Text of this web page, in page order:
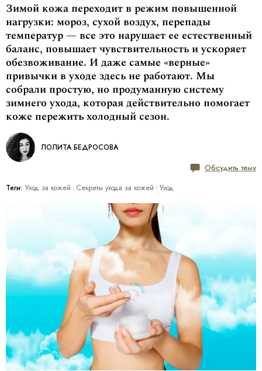
Зимой кожа переходит в режим повышенной
нагрузки: мороз, сухой воздух, перепады
температур — все это нарушает ее естественный
баланс, повышает чувствительность и ускоряет
обезвоживание. И даже самые «верные»
привычки в уходе здесь не работают. Мы
собрали простую, но продуманную систему
зимнего ухода, которая действительно помогает
коже пережить холодный сезон.
ЛОЛИТА БЕДРОСОВА
Обсудить тему
Теги: Уход за кожей Секреты ухода за кожей Уход